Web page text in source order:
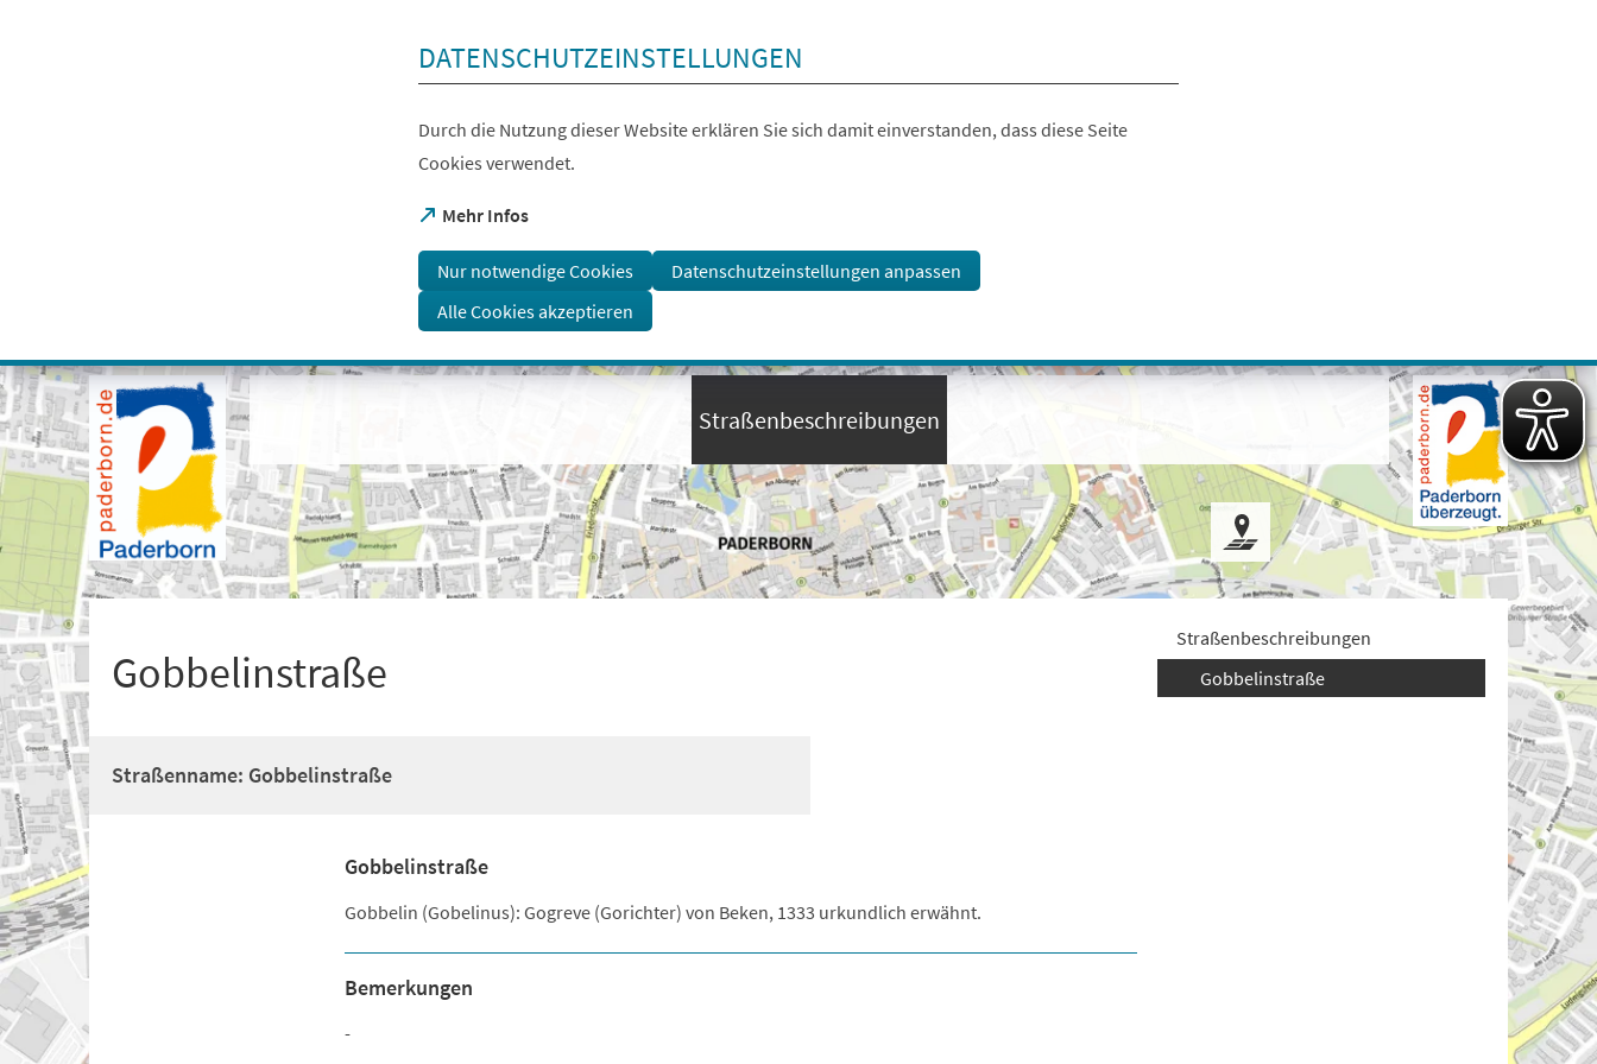
Visuelle
Assistenzsoftware
öffnen.
Mit
der
Tastatur
erreichbar
über
+
DATENSCHUTZEINSTELLUNGEN
Durch die Nutzung dieser Website erklären Sie sich damit einverstanden, dass diese Seite
Cookies verwendet.
Mehr Infos
(Öffnet
einem
neuen
Tab)
Nur notwendige Cookies
Datenschutzeinstellungen anpassen
Alle Cookies akzeptieren
Straßenbeschreibungen
Gobbelinstraße
Straßenname: Gobbelinstraße
Gobbelinstraße
Gobbelin (Gobelinus): Gogreve (Gorichter) von Beken, 1333 urkundlich erwähnt.
Bemerkungen
-
Straßenbeschreibungen
Gobbelinstraße